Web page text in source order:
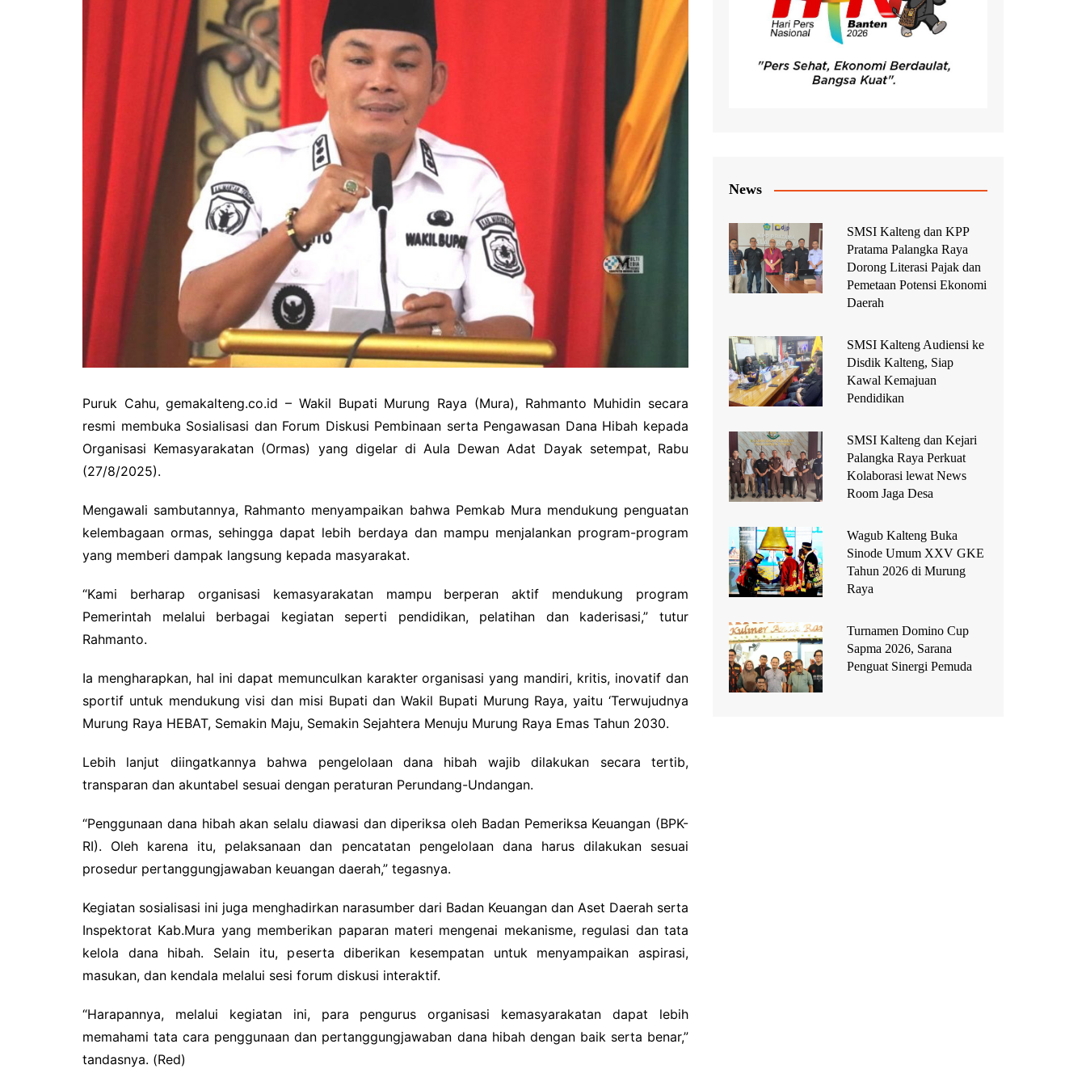
Pemkab Lamandau
Pemkab Mura
Pemkab Pulang Pisau
Pemkab Seruyan
Pemkab Sukamara
Pemko Palangka Raya
DPRD Kotawaringin Timur
DPRD Lamandau
DPRD Murung Raya
DPRD Palangka Raya
DPRD Pulang Pisau
DPRD Seruyan
DPRD Sukamara
Puruk Cahu, gemakalteng.co.id – Wakil Bupati Murung Raya (Mura), Rahmanto Muhidin secara
resmi membuka Sosialisasi dan Forum Diskusi Pembinaan serta Pengawasan Dana Hibah kepada
Organisasi Kemasyarakatan (Ormas) yang digelar di Aula Dewan Adat Dayak setempat, Rabu
(27/8/2025).
Mengawali sambutannya, Rahmanto menyampaikan bahwa Pemkab Mura mendukung penguatan
kelembagaan ormas, sehingga dapat lebih berdaya dan mampu menjalankan program-program
yang memberi dampak langsung kepada masyarakat.
“Kami berharap organisasi kemasyarakatan mampu berperan aktif mendukung program
Pemerintah melalui berbagai kegiatan seperti pendidikan, pelatihan dan kaderisasi,” tutur
Rahmanto.
Ia mengharapkan, hal ini dapat memunculkan karakter organisasi yang mandiri, kritis, inovatif dan
sportif untuk mendukung visi dan misi Bupati dan Wakil Bupati Murung Raya, yaitu ‘Terwujudnya
Murung Raya HEBAT, Semakin Maju, Semakin Sejahtera Menuju Murung Raya Emas Tahun 2030.
Lebih lanjut diingatkannya bahwa pengelolaan dana hibah wajib dilakukan secara tertib,
transparan dan akuntabel sesuai dengan peraturan Perundang-Undangan.
“Penggunaan dana hibah akan selalu diawasi dan diperiksa oleh Badan Pemeriksa Keuangan (BPK-
RI). Oleh karena itu, pelaksanaan dan pencatatan pengelolaan dana harus dilakukan sesuai
prosedur pertanggungjawaban keuangan daerah,” tegasnya.
Kegiatan sosialisasi ini juga menghadirkan narasumber dari Badan Keuangan dan Aset Daerah serta
Inspektorat Kab.Mura yang memberikan paparan materi mengenai mekanisme, regulasi dan tata
kelola dana hibah. Selain itu, peserta diberikan kesempatan untuk menyampaikan aspirasi,
masukan, dan kendala melalui sesi forum diskusi interaktif.
“Harapannya, melalui kegiatan ini, para pengurus organisasi kemasyarakatan dapat lebih
memahami tata cara penggunaan dan pertanggungjawaban dana hibah dengan baik serta benar,”
tandasnya. (Red)
News
SMSI Kalteng dan KPP
Pratama Palangka Raya
Dorong Literasi Pajak dan
Pemetaan Potensi Ekonomi
Daerah
SMSI Kalteng Audiensi ke
Disdik Kalteng, Siap
Kawal Kemajuan
Pendidikan
SMSI Kalteng dan Kejari
Palangka Raya Perkuat
Kolaborasi lewat News
Room Jaga Desa
Wagub Kalteng Buka
Sinode Umum XXV GKE
Tahun 2026 di Murung
Raya
Turnamen Domino Cup
Sapma 2026, Sarana
Penguat Sinergi Pemuda